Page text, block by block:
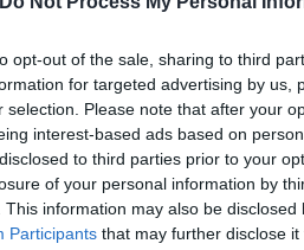
opt-out of the sale, sharing to third
for targeted advertising by us,
selection. Please note that after your
interest-based ads based on
to third parties prior to your
of your personal information by
This information may also be
Participants that may further disclose it
μην ταλαιπωρούμε άλλο
dawvJ01Eae
September 19, 2025